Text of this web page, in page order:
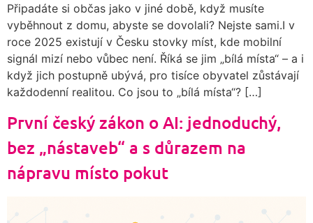
Připadáte si občas jako v jiné době, když musíte
vyběhnout z domu, abyste se dovolali? Nejste sami.I v
roce 2025 existují v Česku stovky míst, kde mobilní
signál mizí nebo vůbec není. Říká se jim „bílá místa“ – a i
když jich postupně ubývá, pro tisíce obyvatel zůstávají
každodenní realitou. Co jsou to „bílá místa“? […]
První český zákon o AI: jednoduchý,
bez „nástaveb“ a s důrazem na
nápravu místo pokut